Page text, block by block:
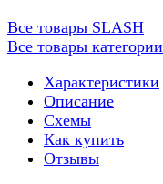
Все товары SLASH
Все товары категории
Характеристики
Описание
Схемы
Как купить
Отзывы